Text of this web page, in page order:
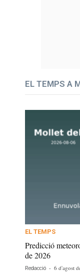
EL TEMPS A
EL TEMPS
Predicció
de 2026
Redacció - 6 d'agost